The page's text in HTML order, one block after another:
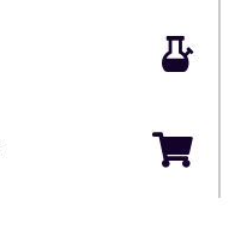

